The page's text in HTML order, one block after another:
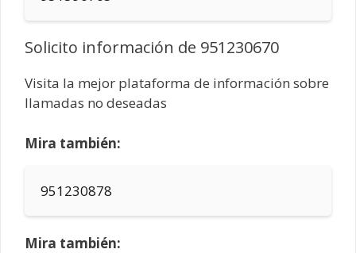
Solicito información de 951230670
Visita la mejor plataforma de información sobre
llamadas no deseadas
Mira también:
951230878
Mira también: